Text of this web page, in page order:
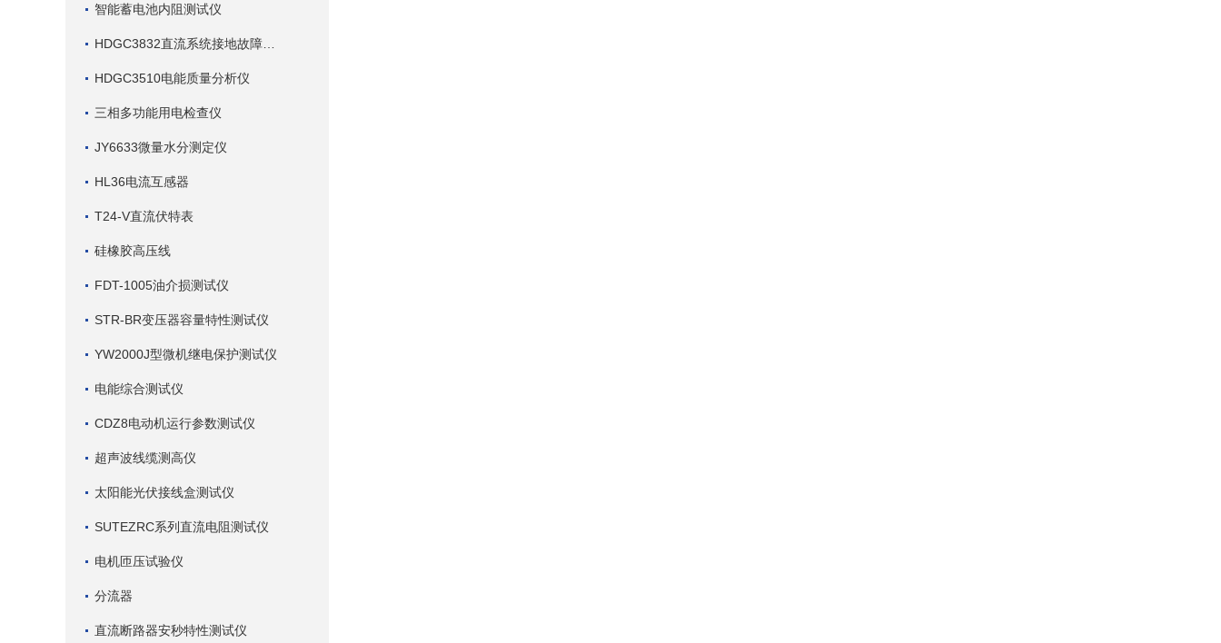
智能蓄电池内阻测试仪
HDGC3510电能质量分析仪
三相多功能用电检查仪
JY6633微量水分测定仪
HL36电流互感器
T24-V直流伏特表
硅橡胶高压线
FDT-1005油介损测试仪
STR-BR变压器容量特性测试仪
YW2000J型微机继电保护测试仪
电能综合测试仪
CDZ8电动机运行参数测试仪
超声波线缆测高仪
太阳能光伏接线盒测试仪
SUTEZRC系列直流电阻测试仪
电机匝压试验仪
分流器
直流断路器安秒特性测试仪